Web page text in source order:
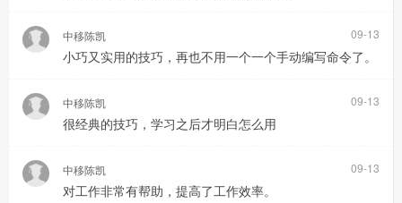
中移陈凯 09-13
小巧又实用的技巧，再也不用一个一个手动编写命令了。
中移陈凯 09-13
很经典的技巧，学习之后才明白怎么用
中移陈凯 09-13
对工作非常有帮助，提高了工作效率。